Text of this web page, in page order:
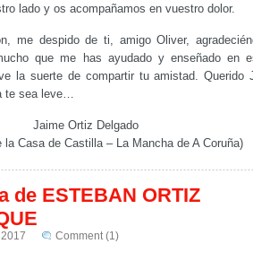
lado y os acompañamos en vuestro dolor.
me despido de ti, amigo Oliver,
que me has ayudado y enseñado en
la suerte de compartir tu amistad. Querido
te sea leve…
Jaime Ortiz Delgado
la Casa de Castilla – La Mancha de A Coruña)
de ESTEBAN ORTIZ
Comment (1)